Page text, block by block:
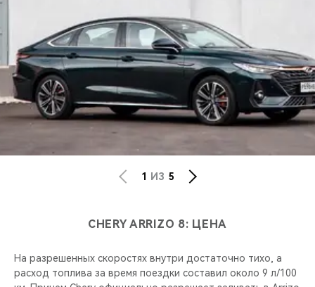
1 ИЗ 5
CHERY ARRIZO 8: ЦЕНА
На разрешенных скоростях внутри достаточно тихо, а
расход топлива за время поездки составил около 9 л/100